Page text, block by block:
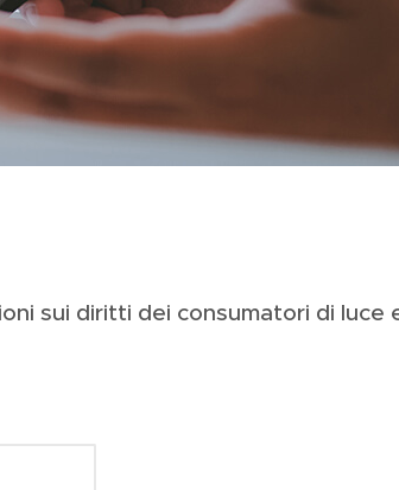
sui diritti dei consumatori di luce